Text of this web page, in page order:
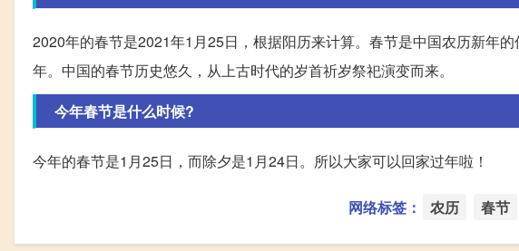
2020年的春节是2021年1月25日，根据阳历来计算。春节是中国农历新年
年。中国的春节历史悠久，从上古时代的岁首祈岁祭祀演变而来。
今年春节是什么时候?
今年的春节是1月25日，而除夕是1月24日。所以大家可以回家过年啦！
网络标签： 农历 春节